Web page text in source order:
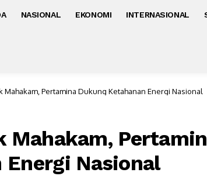
NASIONAL EKONOMI INTERNASIONAL
Mahakam, Pertamina Dukung Ketahanan Energi Nasional
Mahakam,
Energi Nasional